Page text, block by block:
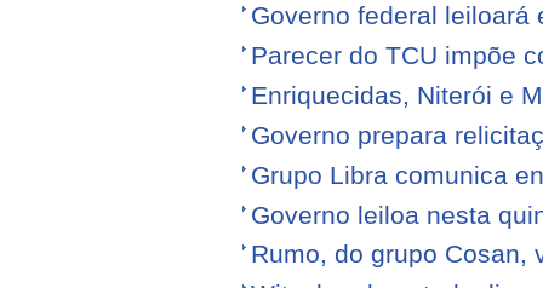
Governo federal leiloará
Parecer do TCU impõe
Enriquecidas, Niterói e
Governo prepara
Grupo Libra comunica
Governo leiloa nesta
Rumo, do grupo Cosan,